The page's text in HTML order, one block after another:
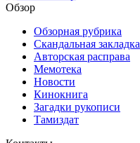
Обзор
Обзорная рубрика
Скандальная закладка
Авторская расправа
Мемотека
Новости
Кинокнига
Загадки рукописи
Тамиздат